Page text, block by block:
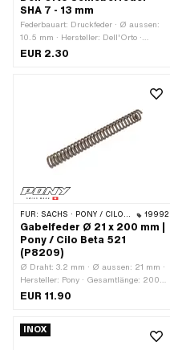
SHA 7 - 13 mm
Federbauart: Druckfeder · Ø aussen:
10.5 mm · Hersteller: Dell'Orto ·
Vergasertyp: SHA (Piaggio) ·
EUR 2.30
FÜR: SACHS · PONY / CILO (BETA 521 & 512) 19992
Gabelfeder Ø 21 x 200 mm |
Pony / Cilo Beta 521
(P8209)
Ø Draht: 3.2 mm · Ø aussen: 21 mm ·
Hersteller: Pony · Gesamtlänge: 200
mm
EUR 11.90
INOX